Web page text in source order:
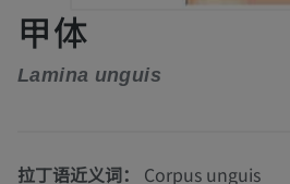
甲体
Lamina unguis
拉丁语近义词： Corpus unguis